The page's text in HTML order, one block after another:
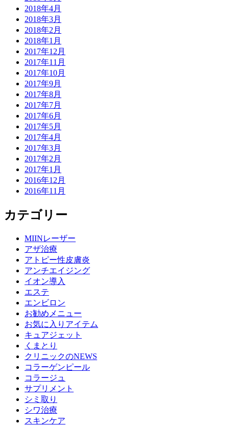
2018年4月
2018年3月
2018年2月
2018年1月
2017年12月
2017年11月
2017年10月
2017年9月
2017年8月
2017年7月
2017年6月
2017年5月
2017年4月
2017年3月
2017年2月
2017年1月
2016年12月
2016年11月
カテゴリー
MIINレーザー
アザ治療
アトピー性皮膚炎
アンチエイジング
イオン導入
エステ
エンビロン
お勧めメニュー
お気に入りアイテム
キュアジェット
くまとり
クリニックのNEWS
コラーゲンピール
コラージュ
サプリメント
シミ取り
シワ治療
スキンケア